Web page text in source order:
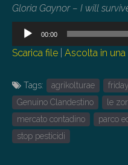
Gloria Gaynor – I will
Audio
00:00
Scarica file Ascolta in
Tags: agrikolturae
Genuino Clandestino
le
mercato contadino
parco
stop pesticidi